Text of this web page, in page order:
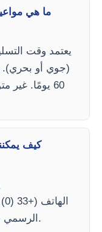
ما هي
يعتمد وقت
كيف
50) أو عبر موقع Kalstein الرسمي في بلدك.